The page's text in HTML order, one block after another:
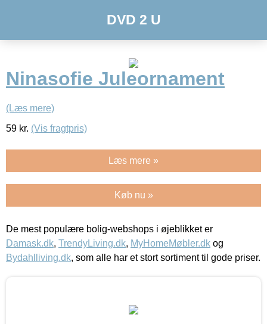
DVD 2 U
Ninasofie Juleornament
(Læs mere)
59 kr. (Vis fragtpris)
Læs mere »
Køb nu »
De mest populære bolig-webshops i øjeblikket er
Damask.dk, TrendyLiving.dk, MyHomeMøbler.dk og
Bydahlliving.dk, som alle har et stort sortiment til gode priser.